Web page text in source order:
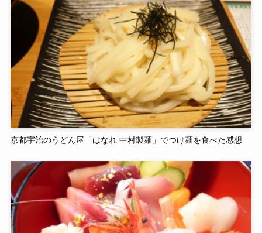
京都宇治のうどん屋「はなれ 中村製麺」でつけ麺を食べた感想